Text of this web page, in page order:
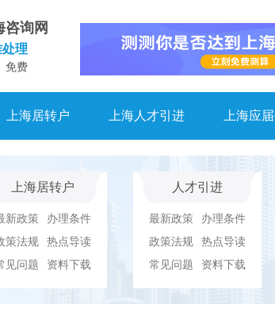
咨询网
理
免费
上海居转户 上海人才引进 上海应
上海居转户
新政策
办理条件
策法规
热点导读
见问题
资料下载
人才引进
最新政策
办理条件
政策法规
热点导读
常见问题
资料下载